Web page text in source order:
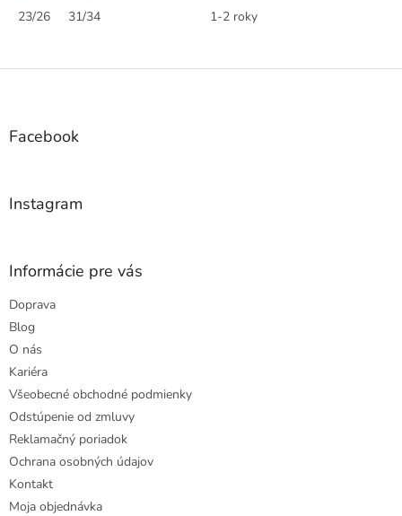
23/26 31/34 1-2 roky
Z
Facebook
Instagram
Informácie pre vás
Doprava
Blog
O nás
Kariéra
Všeobecné obchodné podmienky
Odstúpenie od zmluvy
Reklamačný poriadok
Ochrana osobných údajov
Kontakt
Moja objednávka